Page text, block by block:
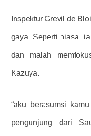
Inspektur Grevil de
gaya. Seperti biasa,
dan malah
Kazuya.
“aku berasumsi
pengunjung dari